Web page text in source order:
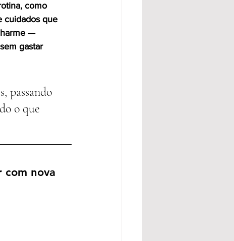
como
cuidados que
—
gastar
passando
o que
com nova